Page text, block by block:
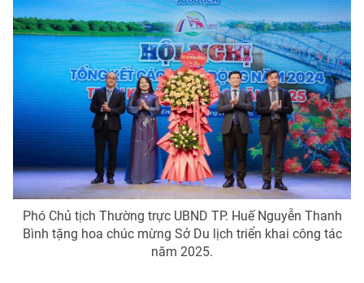
Emagazine Podcast
Photo Infographic
Video Shorts video
VTV Money VTV Thể thao
VTV Sức khoẻ Bất động sản
Tấm lòng Việt
Phó Chủ tịch Thường trực UBND TP. Huế Nguyễn Thanh
Bình tặng hoa chúc mừng Sở Du lịch triển khai công tác
năm 2025.